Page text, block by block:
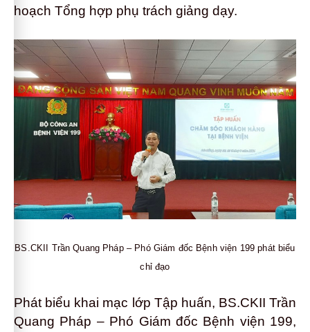
hoạch Tổng hợp phụ trách giảng dạy.
BS.CKII Trần Quang Pháp – Phó Giám đốc Bệnh viện 199 phát biểu
chỉ đạo
Phát biểu khai mạc lớp Tập huấn, BS.CKII Trần
Quang Pháp – Phó Giám đốc Bệnh viện 199,